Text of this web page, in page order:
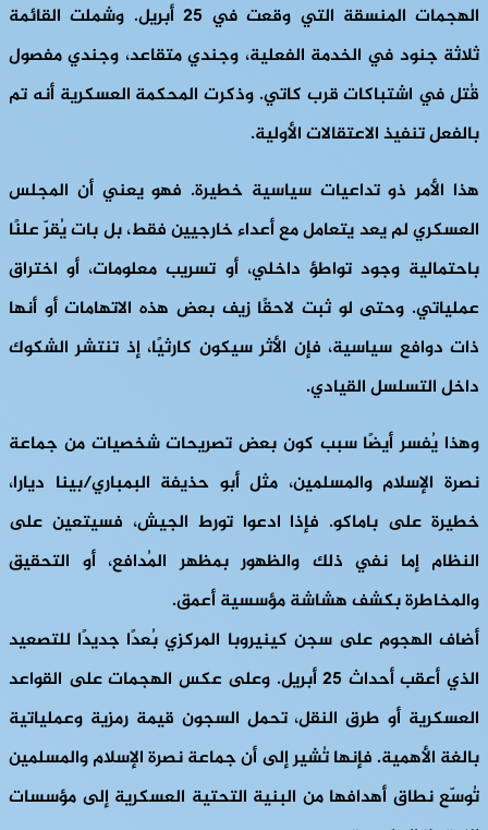
الهجمات المنسقة التي وقعت في 25 أبريل. وشملت القائمة
ثلاثة جنود في الخدمة الفعلية، وجندي متقاعد، وجندي مفصول
قُتل في اشتباكات قرب كاتي. وذكرت المحكمة العسكرية أنه تم
بالفعل تنفيذ الاعتقالات الأولية.
هذا الأمر ذو تداعيات سياسية خطيرة. فهو يعني أن المجلس
العسكري لم يعد يتعامل مع أعداء خارجيين فقط، بل بات يُقرّ علنًا
باحتمالية وجود تواطؤ داخلي، أو تسريب معلومات، أو اختراق
عملياتي. وحتى لو ثبت لاحقًا زيف بعض هذه الاتهامات أو أنها
ذات دوافع سياسية، فإن الأثر سيكون كارثيًا، إذ تنتشر الشكوك
داخل التسلسل القيادي.
وهذا يُفسر أيضًا سبب كون بعض تصريحات شخصيات من جماعة
نصرة الإسلام والمسلمين، مثل أبو حذيفة البمباري/بينا ديارا،
خطيرة على باماكو. فإذا ادعوا تورط الجيش، فسيتعين على
النظام إما نفي ذلك والظهور بمظهر المُدافع، أو التحقيق
والمخاطرة بكشف هشاشة مؤسسية أعمق.
أضاف الهجوم على سجن كينيروبا المركزي بُعدًا جديدًا للتصعيد
الذي أعقب أحداث ٢٥ أبريل. وعلى عكس الهجمات على القواعد
العسكرية أو طرق النقل، تحمل السجون قيمة رمزية وعملياتية
بالغة الأهمية. فإنها تُشير إلى أن جماعة نصرة الإسلام والمسلمين
تُوسّع نطاق أهدافها من البنية التحتية العسكرية إلى مؤسسات